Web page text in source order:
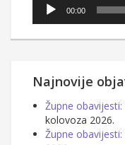
00:00
Najnovije
Župne
kolovoza 2026.
Župne